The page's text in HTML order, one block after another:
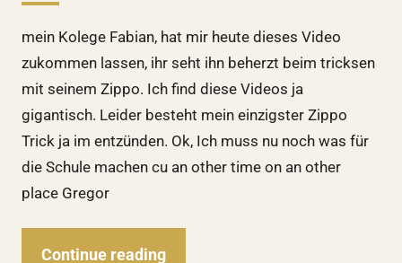
mein Kolege Fabian, hat mir heute dieses Video
zukommen lassen, ihr seht ihn beherzt beim tricksen
mit seinem Zippo. Ich find diese Videos ja
gigantisch. Leider besteht mein einzigster Zippo
Trick ja im entzünden. Ok, Ich muss nu noch was für
die Schule machen cu an other time on an other
place Gregor
Continue reading